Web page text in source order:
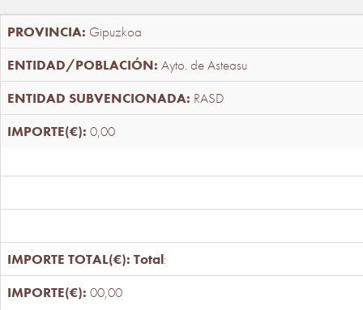
Gipuzkoa
Ayto. de Asteasu
RASD
0,00
Total:
00,00